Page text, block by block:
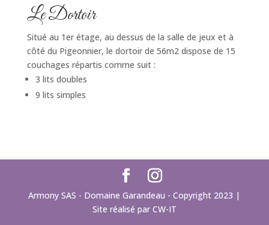
Le Dortoir
Situé au 1er étage, au dessus de la salle de jeux et à
côté du Pigeonnier, le dortoir de 56m2 dispose de 15
couchages répartis comme suit :
3 lits doubles
9 lits simples
Armony SAS - Domaine Garandeau - Copyright 2023 |
Site réalisé par CW-IT